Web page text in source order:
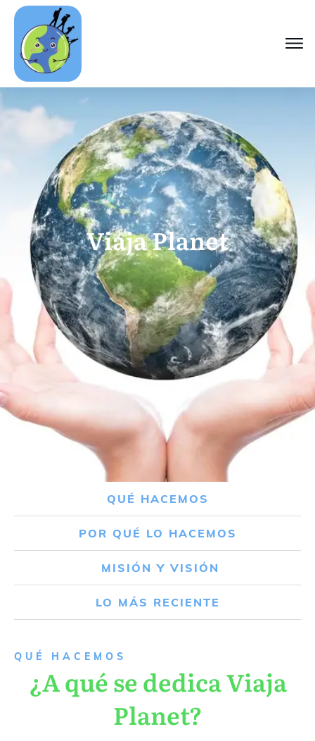
Viaja Planet
QUÉ HACEMOS
POR QUÉ LO HACEMOS
MISIÓN Y VISIÓN
LO MÁS RECIENTE
QUÉ HACEMOS
¿A qué se dedica Viaja
Planet?